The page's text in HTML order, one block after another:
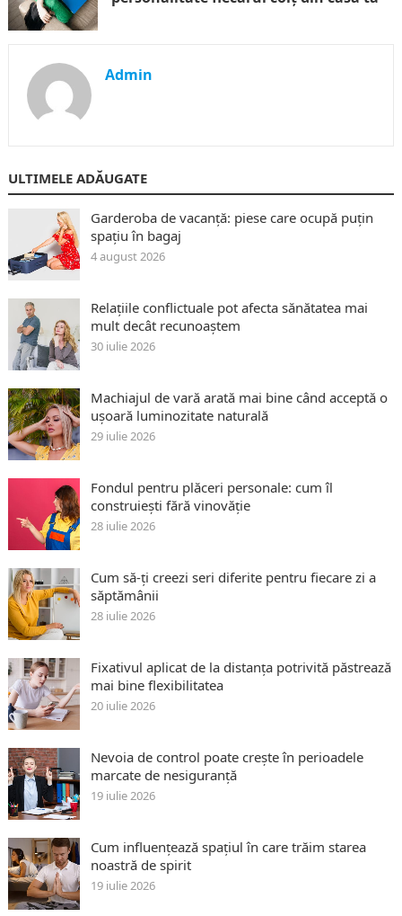
Admin
ULTIMELE ADĂUGATE
Garderoba de vacanță: piese care ocupă puțin
spațiu în bagaj
4 august 2026
Relațiile conflictuale pot afecta sănătatea mai
mult decât recunoaștem
30 iulie 2026
Machiajul de vară arată mai bine când acceptă o
ușoară luminozitate naturală
29 iulie 2026
Fondul pentru plăceri personale: cum îl
construiești fără vinovăție
28 iulie 2026
Cum să-ți creezi seri diferite pentru fiecare zi a
săptămânii
28 iulie 2026
Fixativul aplicat de la distanța potrivită păstrează
mai bine flexibilitatea
20 iulie 2026
Nevoia de control poate crește în perioadele
marcate de nesiguranță
19 iulie 2026
Cum influențează spațiul în care trăim starea
noastră de spirit
19 iulie 2026